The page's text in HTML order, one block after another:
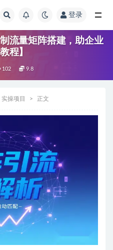
登录
流量矩阵搭建，助企业
程】
102 9.8
实操项目 正文